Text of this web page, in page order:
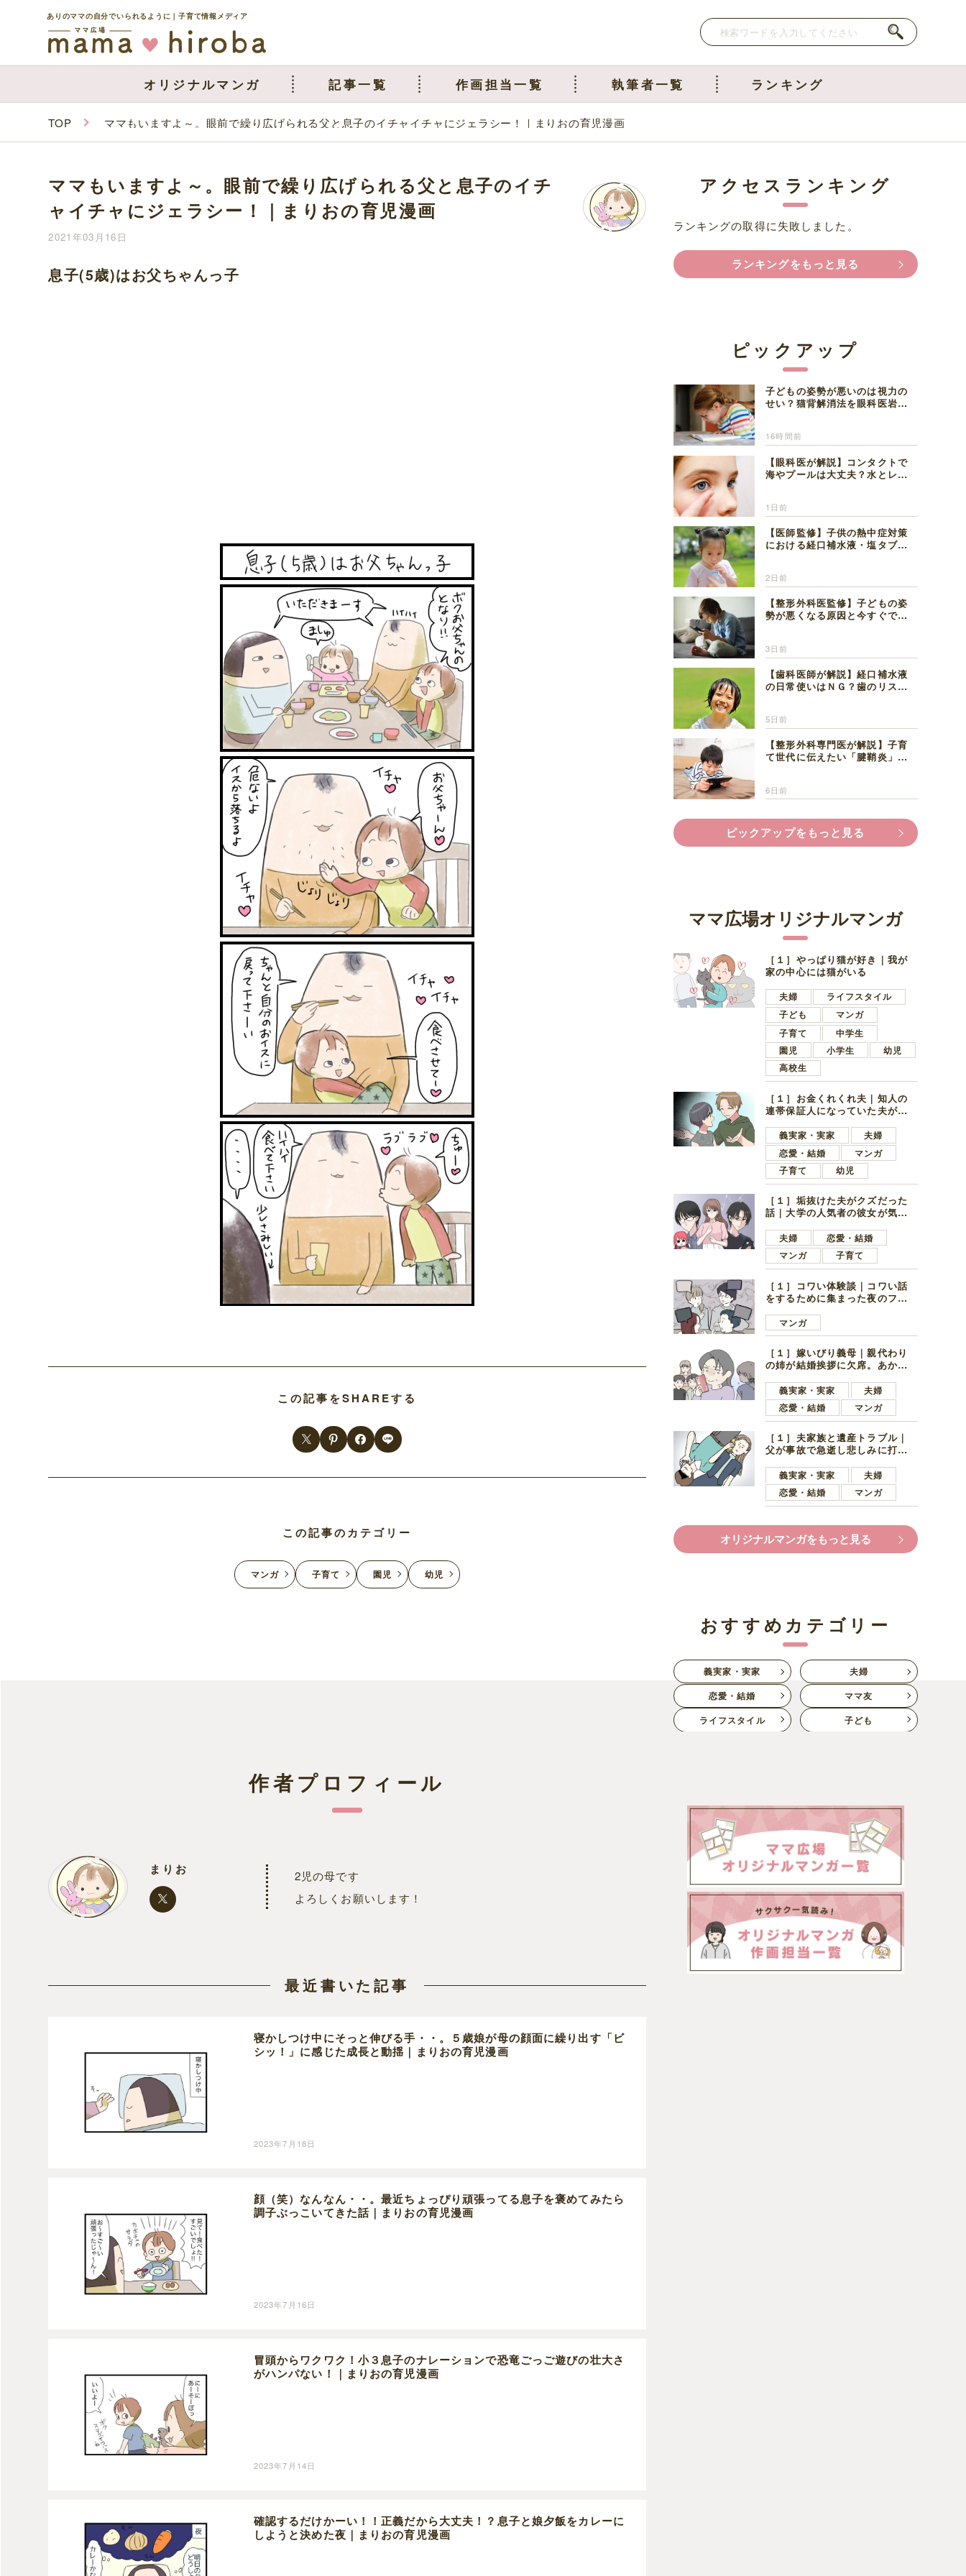
ありのママの自分でいられるように｜子育て情報メディア
オリジナルマンガ 記事一覧 作画担当一覧 執筆者一覧 ランキング
TOP ママもいますよ～。眼前で繰り広げられる父と息子のイチャイチャにジェラシー！｜まりおの育児漫画
ママもいますよ～。眼前で繰り広げられる父と息子のイチ
ャイチャにジェラシー！｜まりおの育児漫画
2021年03月16日
息子(5歳)はお父ちゃんっ子
この記事をSHAREする
この記事のカテゴリー
マンガ 子育て 園児 幼児
作者プロフィール
まりお
2児の母です
よろしくお願いします！
最近書いた記事
寝かしつけ中にそっと伸びる手・・。５歳娘が母の顔面に繰り出す「ビ
シッ！」に感じた成長と動揺｜まりおの育児漫画
2023年7月18日
顔（笑）なんなん・・。最近ちょっぴり頑張ってる息子を褒めてみたら
調子ぶっこいてきた話｜まりおの育児漫画
2023年7月16日
冒頭からワクワク！小３息子のナレーションで恐竜ごっご遊びの壮大さ
がハンパない！｜まりおの育児漫画
2023年7月14日
確認するだけかーい！！正義だから大丈夫！？息子と娘夕飯をカレーに
しようと決めた夜｜まりおの育児漫画
アクセスランキング
ランキングの取得に失敗しました。
ランキングをもっと見る
ピックアップ
子どもの姿勢が悪いのは視力の
せい？猫背解消法を眼科医岩見
16時間前
【眼科医が解説】コンタクトで
海やプールは大丈夫？水とレン
1日前
【医師監修】子供の熱中症対策
における経口補水液・塩タブレ
2日前
【整形外科医監修】子どもの姿
勢が悪くなる原因と今すぐでき
3日前
【歯科医師が解説】経口補水液
の日常使いはＮＧ？歯のリスク
5日前
【整形外科専門医が解説】子育
て世代に伝えたい「腱鞘炎」の
6日前
ピックアップをもっと見る
ママ広場オリジナルマンガ
［１］やっぱり猫が好き｜我が
家の中心には猫がいる
夫婦
ライフスタイル
子ども
マンガ
子育て
中学生
園児
小学生
幼児
高校生
［１］お金くれくれ夫｜知人の
連帯保証人になっていた夫が家
言ってきた
義実家・実家
夫婦
恋愛・結婚
マンガ
子育て
幼児
［１］垢抜けた夫がクズだった
話｜大学の人気者の彼女が気に
子学生
夫婦
恋愛・結婚
マンガ
子育て
［１］コワい体験談｜コワい話
をするために集まった夜のファ
好きの男の子ママ
マンガ
［１］嫁いびり義母｜親代わり
の姉が結婚挨拶に欠席。あから
義実家・実家
夫婦
恋愛・結婚
マンガ
［１］夫家族と遺産トラブル｜
父が事故で急逝し悲しみに打ち
ます夫
義実家・実家
夫婦
恋愛・結婚
マンガ
オリジナルマンガをもっと見る
おすすめカテゴリー
義実家・実家
夫婦
恋愛・結婚
ママ友
ライフスタイル
子ども